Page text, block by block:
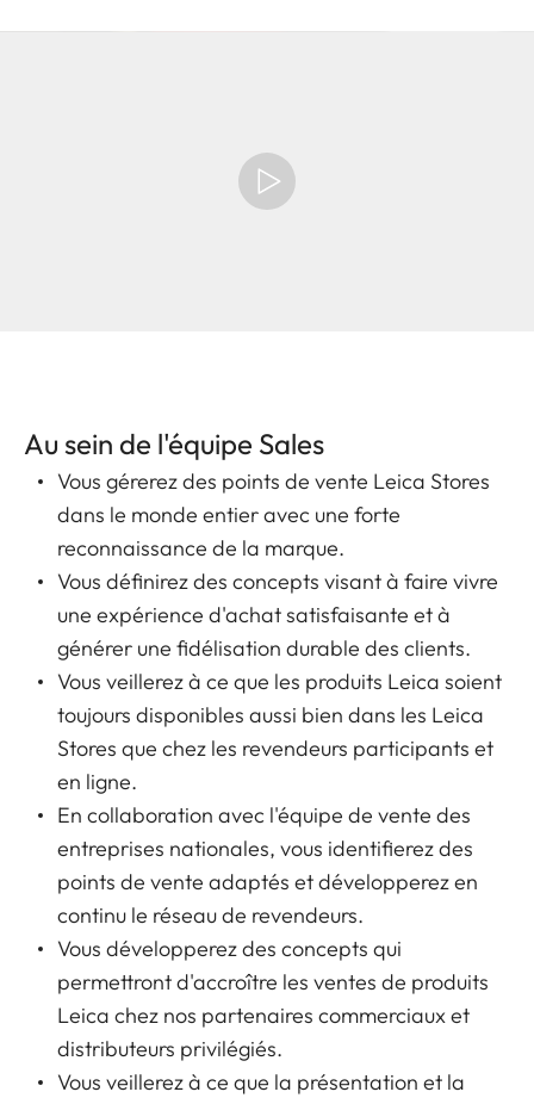
Au sein de l'équipe Sales
Vous gérerez des points de vente Leica Stores
dans le monde entier avec une forte
reconnaissance de la marque.
Vous définirez des concepts visant à faire vivre
une expérience d'achat satisfaisante et à
générer une fidélisation durable des clients.
Vous veillerez à ce que les produits Leica soient
toujours disponibles aussi bien dans les Leica
Stores que chez les revendeurs participants et
en ligne.
En collaboration avec l'équipe de vente des
entreprises nationales, vous identifierez des
points de vente adaptés et développerez en
continu le réseau de revendeurs.
Vous développerez des concepts qui
permettront d'accroître les ventes de produits
Leica chez nos partenaires commerciaux et
distributeurs privilégiés.
Vous veillerez à ce que la présentation et la